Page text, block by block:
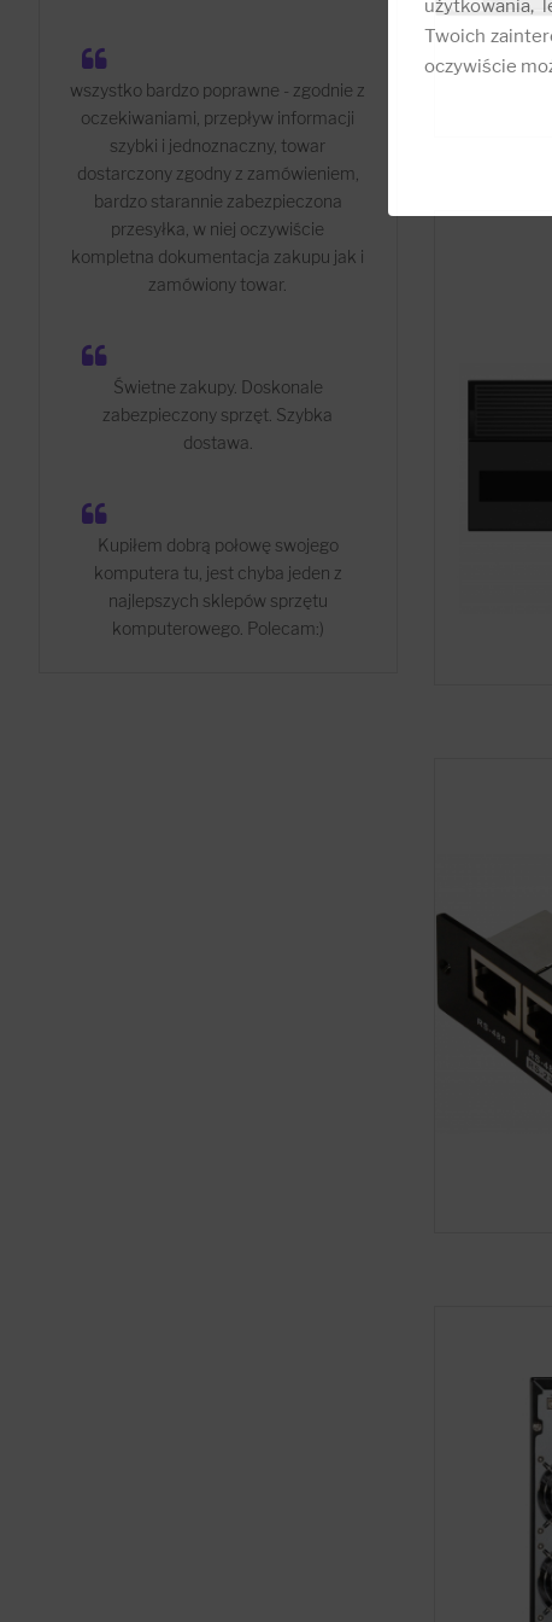
wszystko bardzo poprawne - zgodnie z
oczekiwaniami, przepływ informacji
szybki i jednoznaczny, towar
dostarczony zgodny z zamówieniem,
bardzo starannie zabezpieczona
przesyłka, w niej oczywiście
kompletna dokumentacja zakupu jak i
zamówiony towar.
Świetne zakupy. Doskonale
zabezpieczony sprzęt. Szybka
dostawa.
Kupiłem dobrą połowę swojego
komputera tu, jest chyba jeden z
najlepszych sklepów sprzętu
komputerowego. Polecam:)
użytkowania,
Twoich
oczywiście